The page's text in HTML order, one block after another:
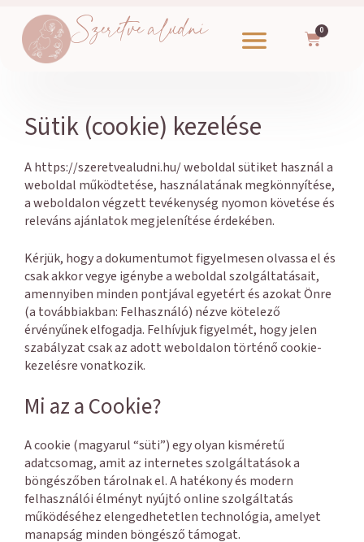
Szeretve aludni 0
Sütik (cookie) kezelése
A https://szeretvealudni.hu/ weboldal sütiket használ a
weboldal működtetése, használatának megkönnyítése,
a weboldalon végzett tevékenység nyomon követése és
releváns ajánlatok megjelenítése érdekében.
Kérjük, hogy a dokumentumot figyelmesen olvassa el és
csak akkor vegye igénybe a weboldal szolgáltatásait,
amennyiben minden pontjával egyetért és azokat Önre
(a továbbiakban: Felhasználó) nézve kötelező
érvényűnek elfogadja. Felhívjuk figyelmét, hogy jelen
szabályzat csak az adott weboldalon történő cookie-
kezelésre vonatkozik.
Mi az a Cookie?
A cookie (magyarul “süti”) egy olyan kisméretű
adatcsomag, amit az internetes szolgáltatások a
böngészőben tárolnak el. A hatékony és modern
felhasználói élményt nyújtó online szolgáltatás
működéséhez elengedhetetlen technológia, amelyet
manapság minden böngésző támogat.